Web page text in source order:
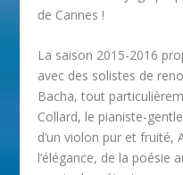
de Cannes !
La saison 2015-2016
avec des solistes de
Bacha, tout
Collard, le pianiste-
d’un violon pur et fruité,
l’élégance, de la poésie